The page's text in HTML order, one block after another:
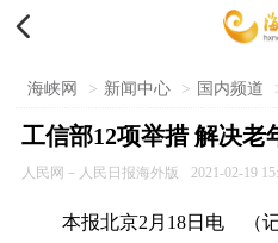

海峡网 > 新闻中心 > 国内频道
工信部12项举措 解决老
人民网－人民日报海外版 2021-02-19
本报北京2月18日电 （